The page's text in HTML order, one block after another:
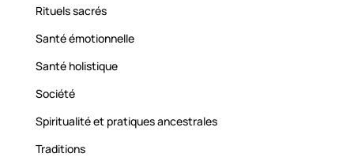
Rituels sacrés
Santé émotionnelle
Santé holistique
Société
Spiritualité et pratiques ancestrales
Traditions